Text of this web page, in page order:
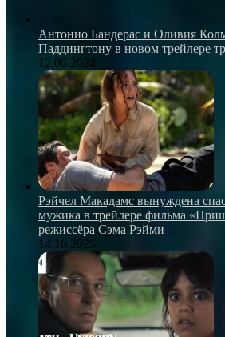
Антонио Бандерас и Оливия
Паддингтону в новом трейлере
12.06.2024
Рэйчел Макадамс вынуждена
мужика в трейлере фильма
режиссёра Сэма Рэйми
14.10.2025